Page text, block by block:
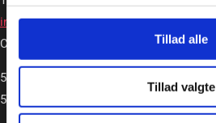
Tillad alle
Tillad valgte
info@charlotteschou.dk
CVR: 31814642
5,0
5,0 out of 5 stars (based on 19 reviews)